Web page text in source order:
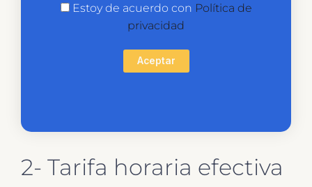
Estoy de acuerdo con Política de
privacidad
Aceptar
2- Tarifa horaria efectiva